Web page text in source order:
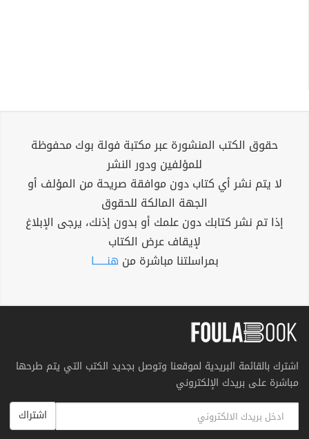
حقوق الكتب المنشورة عبر مكتبة فولة بوك محفوظة
للمؤلفين ودور النشر
لا يتم نشر أي كتاب دون موافقة صريحة من المؤلف أو
الجهة المالكة للحقوق
إذا تم نشر كتابك دون علمك أو بدون إذنك، يرجى الإبلاغ
لإيقاف عرض الكتاب
بمراسلتنا مباشرة من هنــــــا
اشترك بالقائمة البريدية لموقعنا وتوصل بجديد الكتب التي يتم طرحها
مباشرة على بريدك الإلكتروني
اشتراك